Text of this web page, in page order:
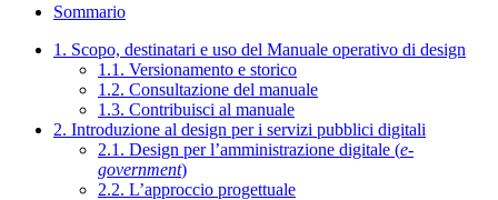
Sommario
1. Scopo, destinatari e uso del Manuale operativo di design
1.1. Versionamento e storico
1.2. Consultazione del manuale
1.3. Contribuisci al manuale
2. Introduzione al design per i servizi pubblici digitali
2.1. Design per l’amministrazione digitale (e-
government)
2.2. L’approccio progettuale